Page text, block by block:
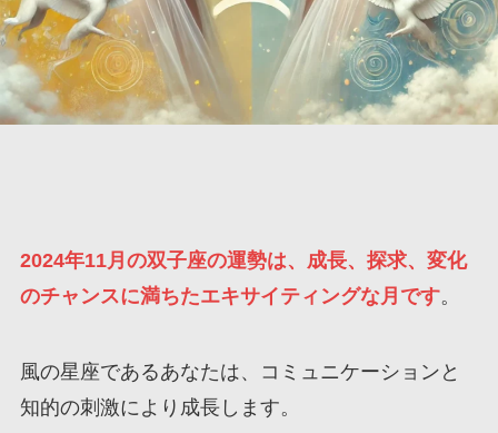
2024年11月の双子座の運勢は、成長、探求、変化
のチャンスに満ちたエキサイティングな月です。
風の星座であるあなたは、コミュニケーションと
知的の刺激により成長します。